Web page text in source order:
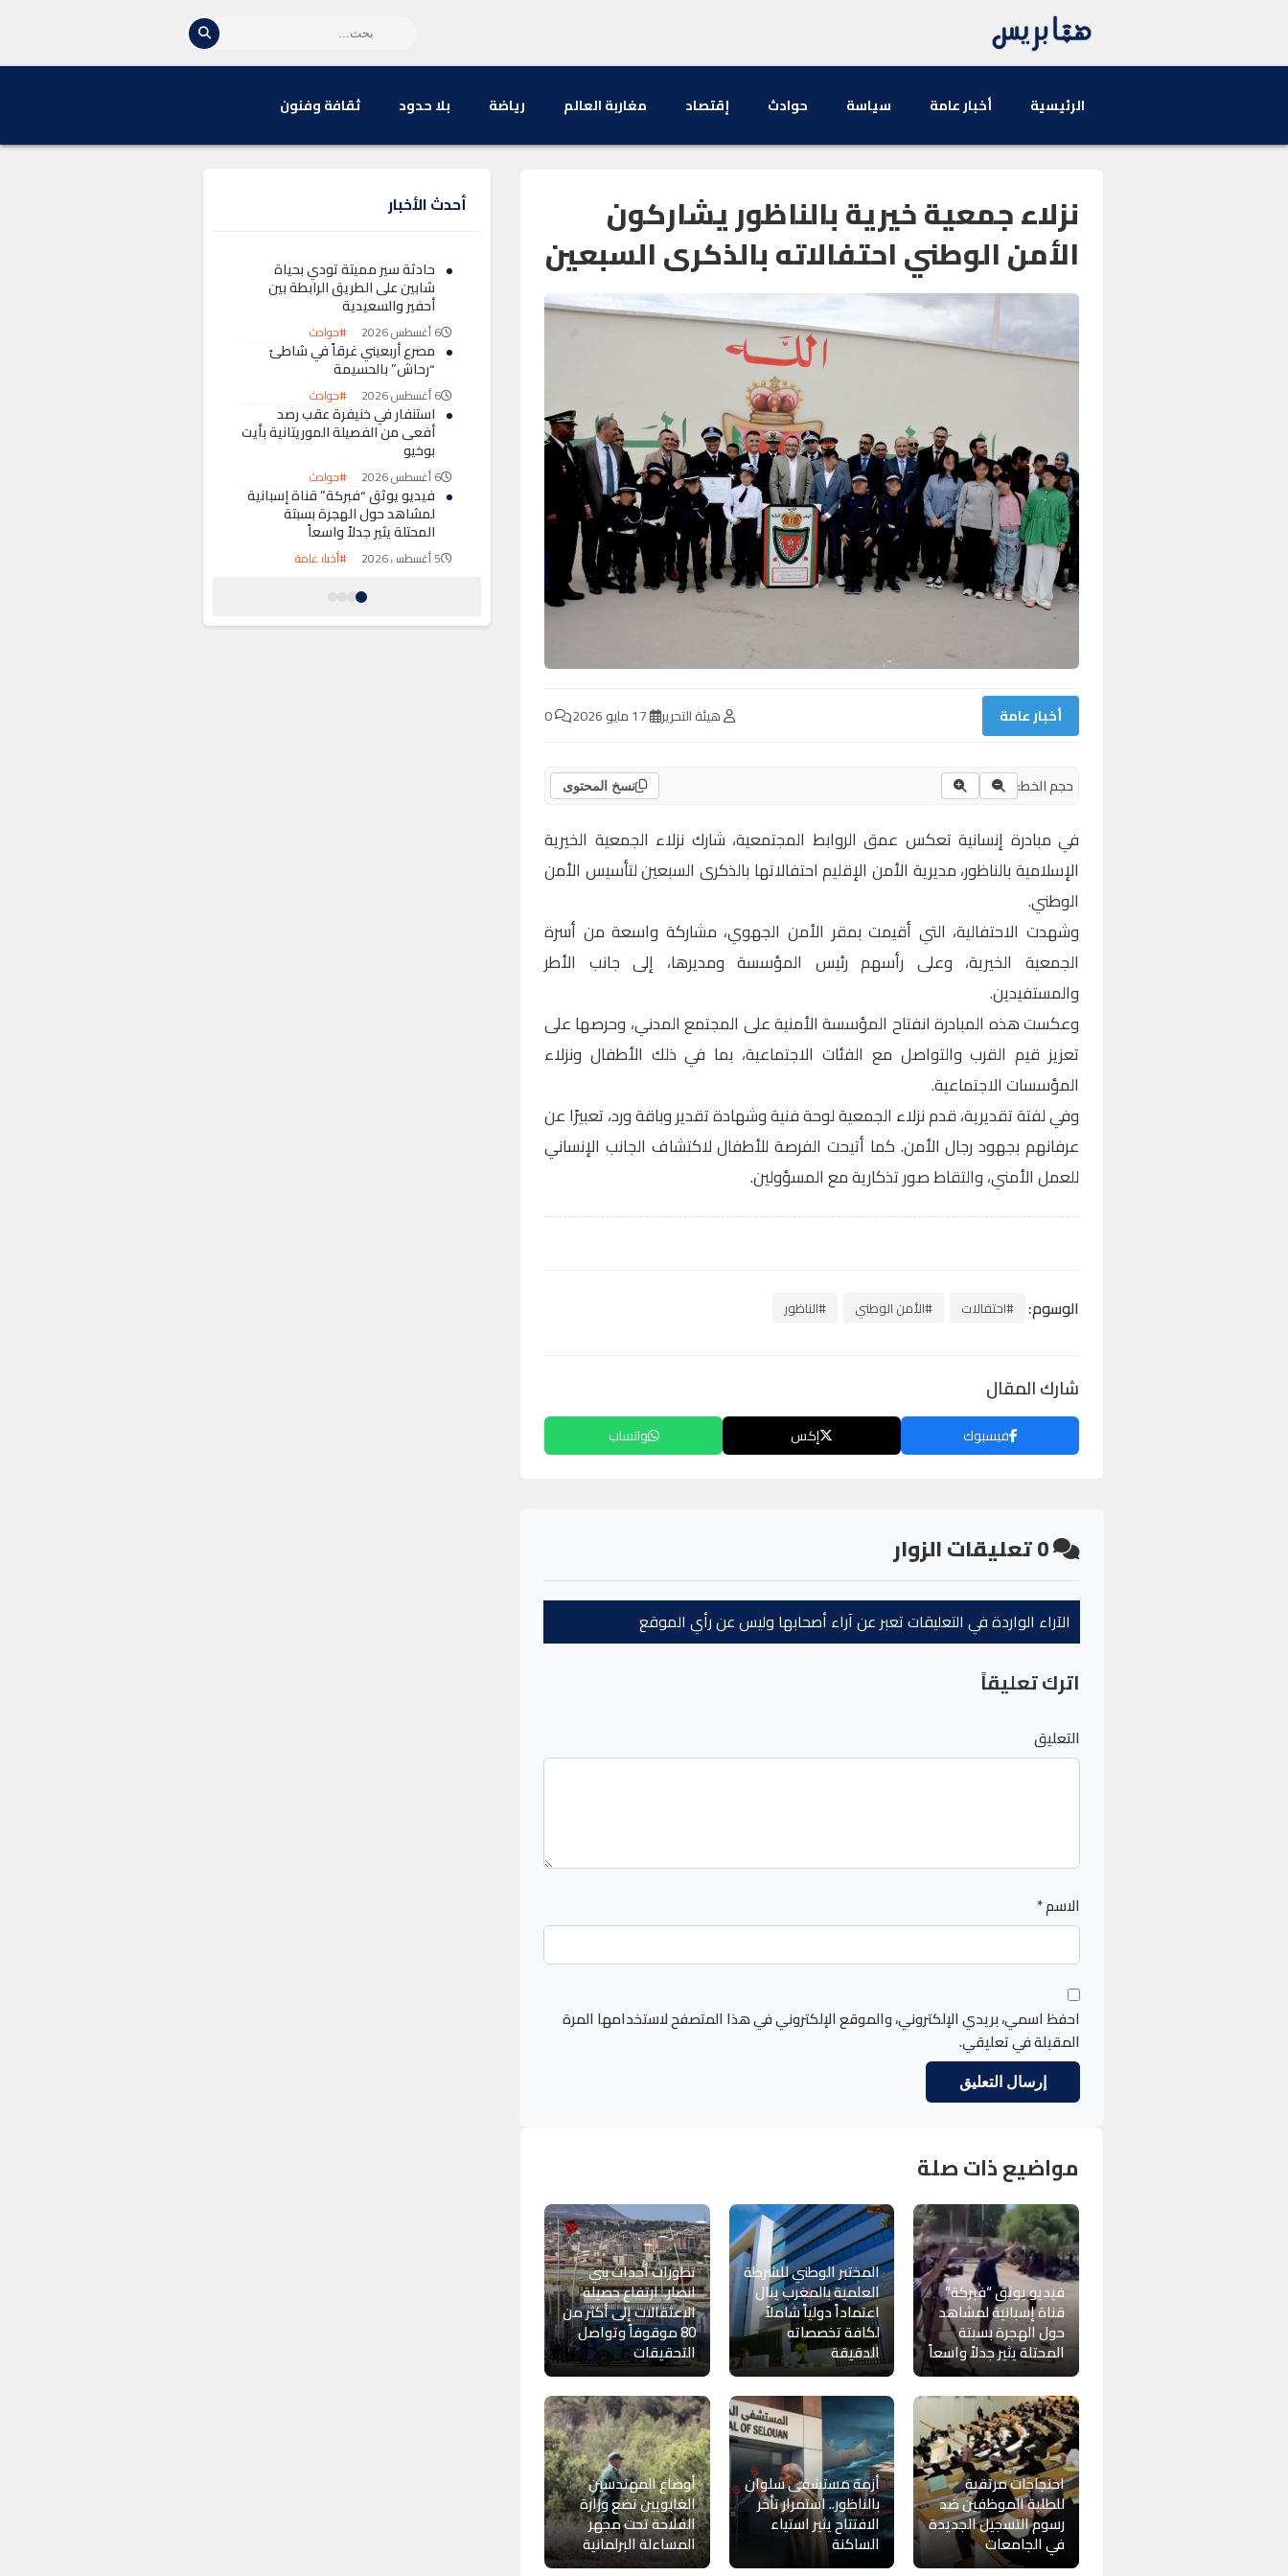
الرئيسية أخبار عامة سياسة حوادث إقتصاد مغاربة العالم رياضة بلا حدود ثقافة وفنون
نزلاء جمعية خيرية بالناظور يشاركون
الأمن الوطني احتفالاته بالذكرى السبعين
أخبار عامة هيئة التحرير
حجم الخط: نسخ المحتوى
في مبادرة إنسانية تعكس عمق الروابط المجتمعية، شارك نزلاء الجمعية الخيرية
الإسلامية بالناظور، مديرية الأمن الإقليم احتفالاتها بالذكرى السبعين لتأسيس الأمن
الوطني.
وشهدت الاحتفالية، التي أقيمت بمقر الأمن الجهوي، مشاركة واسعة من أسرة
الجمعية الخيرية، وعلى رأسهم رئيس المؤسسة ومديرها، إلى جانب الأطر
والمستفيدين.
وعكست هذه المبادرة انفتاح المؤسسة الأمنية على المجتمع المدني، وحرصها على
تعزيز قيم القرب والتواصل مع الفئات الاجتماعية، بما في ذلك الأطفال ونزلاء
المؤسسات الاجتماعية.
وفي لفتة تقديرية، قدم نزلاء الجمعية لوحة فنية وشهادة تقدير وباقة ورد، تعبيرًا عن
عرفانهم بجهود رجال الأمن. كما أتيحت الفرصة للأطفال لاكتشاف الجانب الإنساني
للعمل الأمني، والتقاط صور تذكارية مع المسؤولين.
الوسوم: #احتفالات #الأمن الوطني #الناظور
شارك المقال
فيسبوك إكس واتساب
0تعليقات الزوار
الآراء الواردة في التعليقات تعبر عن آراء أصحابها وليس عن رأي الموقع
اترك تعليقاً
التعليق
الاسم*
احفظ اسمي، بريدي الإلكتروني، والموقع الإلكتروني في هذا المتصفح لاستخدامها المرة
المقبلة في تعليقي.
مواضيع ذات صلة
فيديو يوثق “فبركة”
قناة إسبانية لمشاهد
حول الهجرة بسبتة
المحتلة يثير جدلاً واسعاً
المختبر الوطني للشرطة
العلمية بالمغرب ينال
اعتماداً دولياً شاملاً
لكافة تخصصاته
الدقيقة
تطورات أحداث بني
انصار.. ارتفاع حصيلة
الاعتقالات إلى أكثر من
80 موقوفاً وتواصل
التحقيقات
احتجاجات مرتقبة
للطلبة الموظفين ضد
رسوم التسجيل الجديدة
في الجامعات
أزمة مستشفى سلوان
بالناظور.. استمرار تأخر
الافتتاح يثير استياء
الساكنة
أوضاع المهندسين
الغابويين تضع وزارة
الفلاحة تحت مجهر
المساءلة البرلمانية
أحدث الأخبار
حادثة سير مميتة تودي بحياة
شابين على الطريق الرابطة بين
أحفير والسعيدية
6 أغسطس 2026 #حوادث
مصرع أربعيني غرقاً في شاطئ
“رحاش” بالحسيمة
6 أغسطس 2026 #حوادث
استنفار في خنيفرة عقب رصد
أفعى من الفصيلة الموريتانية بأيت
بوخيو
6 أغسطس 2026 #حوادث
فيديو يوثق “فبركة” قناة إسبانية
لمشاهد حول الهجرة بسبتة
المحتلة يثير جدلاً واسعاً
5 أغسطس 2026 #أخبار عامة
“فيفا” وتجدد الثقة في إنفانتينو